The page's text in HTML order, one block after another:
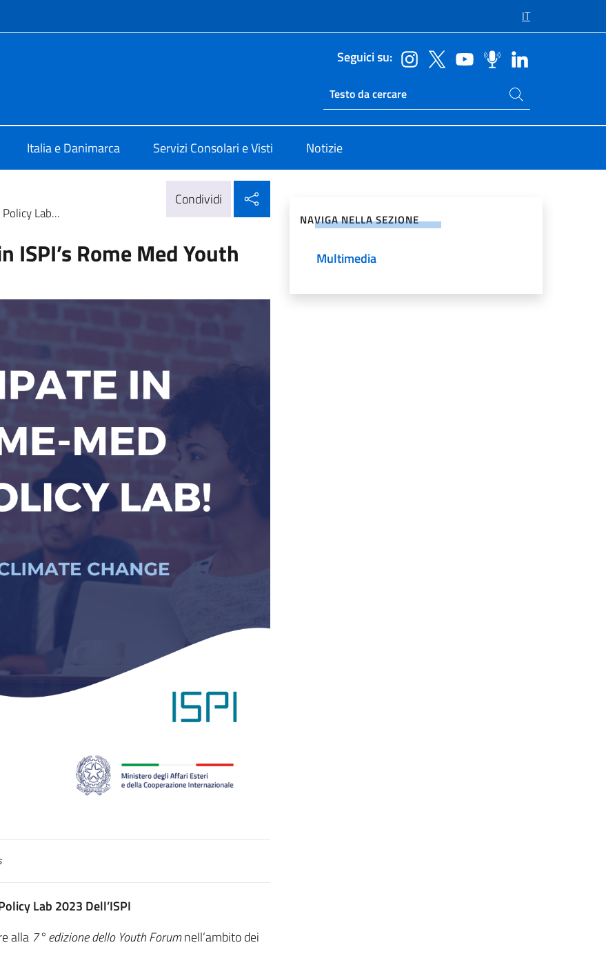
IT
Seguici su:
Ricerca sito live
Cerca nel sito
Italia e Danimarca Servizi Consolari e Visti Notizie
Lab...
Condividi
Rome Med Youth
Lab 2023 Dell’ISPI
alla 7° edizione dello Youth Forumnell’ambito dei
NAVIGA NELLA SEZIONE
Multimedia